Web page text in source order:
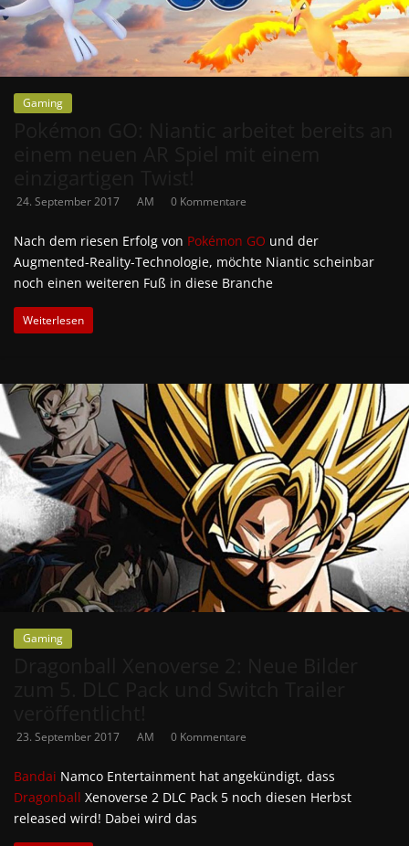
Gaming
24. September 2017 AM 0 Kommentare
Nach dem riesen Erfolg von Pokémon GO und der
Augmented-Reality-Technologie, möchte Niantic scheinbar
noch einen weiteren Fuß in diese Branche
Weiterlesen
Gaming
23. September 2017 AM 0 Kommentare
Bandai Namco Entertainment hat angekündigt, dass
Dragonball Xenoverse 2 DLC Pack 5 noch diesen Herbst
released wird! Dabei wird das